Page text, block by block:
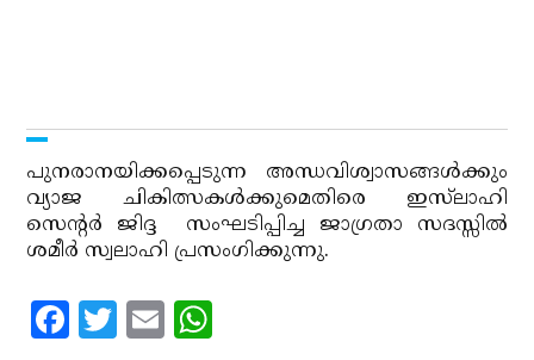
പുനരാനയിക്കപ്പെടുന്ന അന്ധവിശ്വാസങ്ങള്‍ക്കും
വ്യാജ ചികിത്സകള്‍ക്കുമെതിരെ ഇസ്‌ലാഹി
സെന്റര്‍ ജിദ്ദ സംഘടിപ്പിച്ച ജാഗ്രതാ സദസ്സില്‍
ശമീര്‍ സ്വലാഹി പ്രസംഗിക്കുന്നു.
Facebook
Twitter
Email